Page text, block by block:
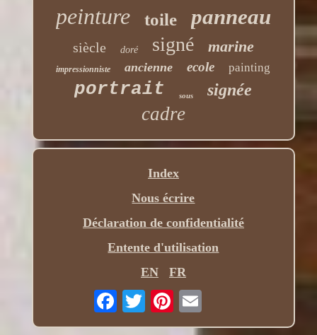
peinture toile panneau
siècle doré signé marine
impressionniste ancienne ecole painting
portrait sous signée
cadre
Index
Nous écrire
Déclaration de confidentialité
Entente d'utilisation
EN
FR